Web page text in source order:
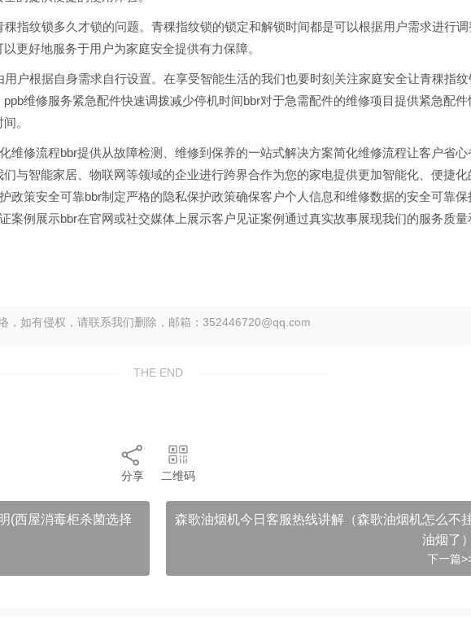
指纹锁多久才锁的问题。青稞指纹锁的锁定和解锁时间都是可以根据用户需求进行调
更好地服务于用户为家庭安全提供有力保障。
户根据自身需求自行设置。在享受智能生活的我们也要时刻关注家庭安全让青稞指纹
维修服务紧急配件快速调拨减少停机时间bbr对于急需配件的维修项目提供紧急配件
。
维修流程bbr提供从故障检测、维修到保养的一站式解决方案简化维修流程让客户省心
与智能家居、物联网等领域的企业进行跨界合作为您的家电提供更加智能化、便捷化
政策安全可靠bbr制定严格的隐私保护政策确保客户个人信息和维修数据的安全可靠保
案例展示bbr在官网或社交媒体上展示客户见证案例通过真实故事展现我们的服务质量
，如有侵权，请联系我们删除，邮箱：352446720@qq.com
THE END
分享 二维码
(西屋消毒柜杀菌选择
森歌油烟机今日客服热线讲解（森歌油烟机怎么不
油烟了）
下一篇